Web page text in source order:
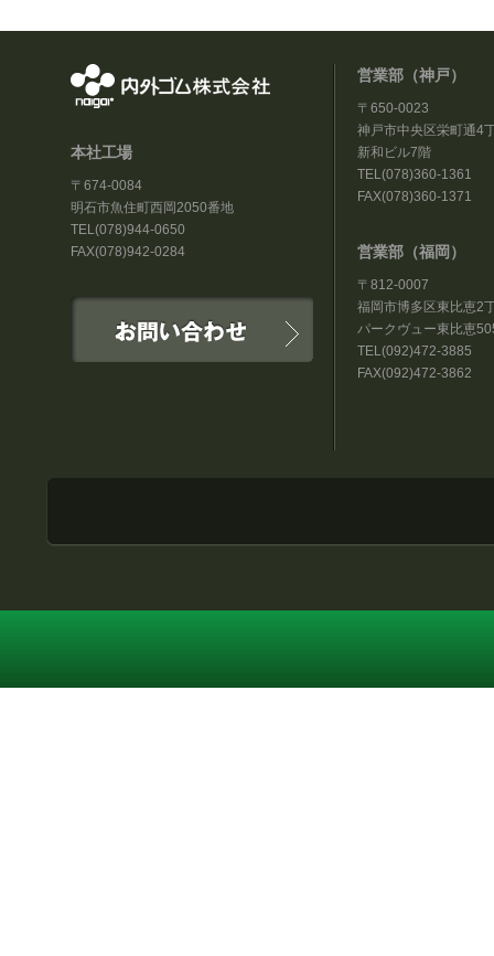
本社工場
〒674-0084
明石市魚住町西岡2050番地
TEL(078)944-0650
FAX(078)942-0284
営業部（神戸）
〒650-0023
神戸市中央区栄町通4
新和ビル7階
TEL(078)360-1361
FAX(078)360-1371
営業部（福岡）
〒812-0007
福岡市博多区東比恵2
パークヴュー東比恵
TEL(092)472-3885
FAX(092)472-3862